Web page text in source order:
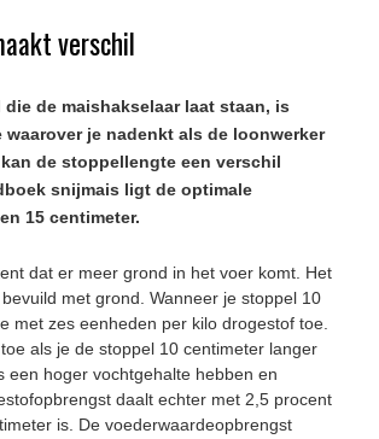
verschil
de maishakselaar laat staan, is
je nadenkt als de loonwerker
de stoppellengte een verschil
snijmais ligt de optimale
15 centimeter.
dat er meer grond in het voer komt. Het
met grond. Wanneer je stoppel 10
met zes eenheden per kilo drogestof toe.
als je de stoppel 10 centimeter langer
een hoger vochtgehalte hebben en
daalt echter met 2,5 procent
is. De voederwaardeopbrengst